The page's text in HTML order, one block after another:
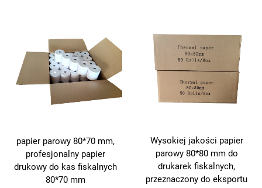
papier parowy 80*70 mm,
profesjonalny papier
drukowy do kas fiskalnych
80*70 mm
Wysokiej jakości papier
parowy 80*80 mm do
drukarek fiskalnych,
przeznaczony do eksportu